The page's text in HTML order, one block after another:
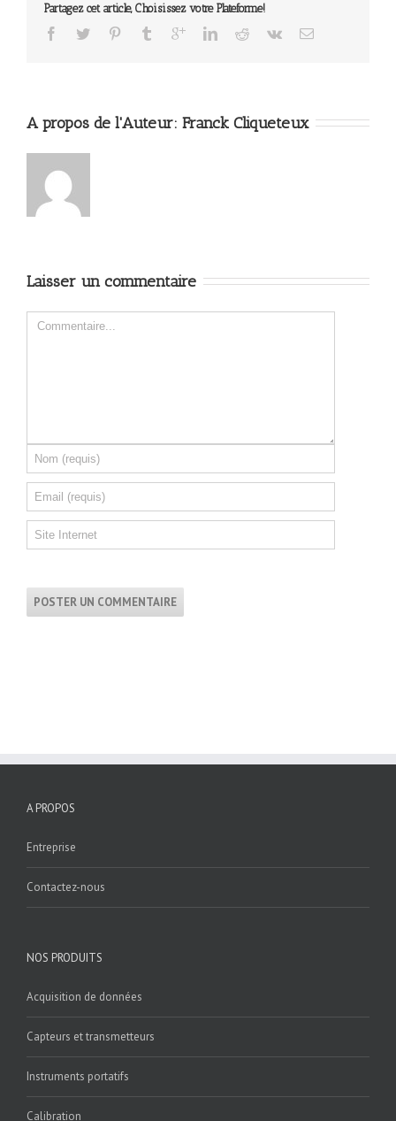
Partagez cet article, Choisissez votre Plateforme!
A propos de l'Auteur: Franck Cliqueteux
Laisser un commentaire
A PROPOS
Entreprise
Contactez-nous
NOS PRODUITS
Acquisition de données
Capteurs et transmetteurs
Instruments portatifs
Calibration